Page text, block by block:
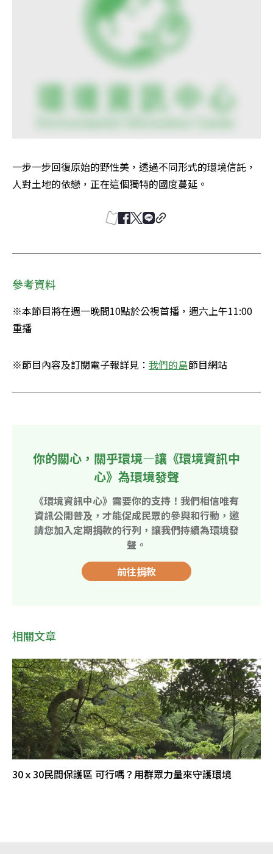
一步一步回復原始的野性美，透過不同形式的環境信託，
人對土地的依戀，正在這個獨特的國度蔓延。
參考資料
※本節目將在週一晚間10點於公視首播，週六上午11:00
重播
※節目內容及訂閱電子報詳見： 我們的島節目網站
你的關心，關乎環境—讓《環境資訊中
心》為環境發聲
《環境資訊中心》需要你的支持！我們相信唯有
資訊公開普及，才能促成民眾的參與和行動，邀
請您加入定期捐款的行列，讓我們持續為環境發
聲。
前往捐款
相關文章
30ｘ30民間保護區 可行嗎？用群眾力量來守護環境